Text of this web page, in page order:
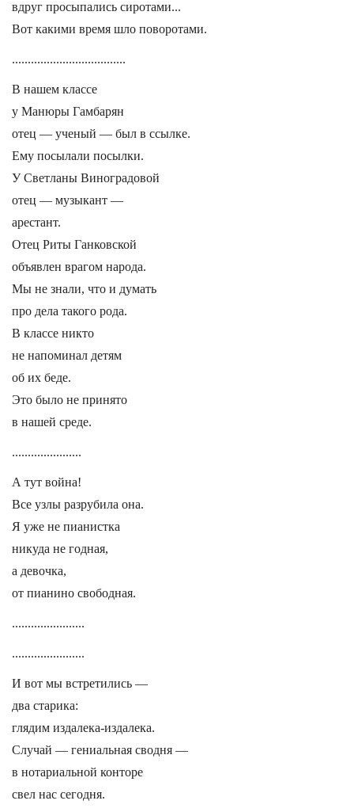
вдруг просыпались сиротами...
Вот какими время шло поворотами.
....................................
В нашем классе
у Манюры Гамбарян
отец — ученый — был в ссылке.
Ему посылали посылки.
У Светланы Виноградовой
отец — музыкант —
арестант.
Отец Риты Ганковской
объявлен врагом народа.
Мы не знали, что и думать
про дела такого рода.
В классе никто
не напоминал детям
об их беде.
Это было не принято
в нашей среде.
......................
А тут война!
Все узлы разрубила она.
Я уже не пианистка
никуда не годная,
а девочка,
от пианино свободная.
.......................
.......................
И вот мы встретились —
два старика:
глядим издалека-издалека.
Случай — гениальная сводня —
в нотариальной конторе
свел нас сегодня.